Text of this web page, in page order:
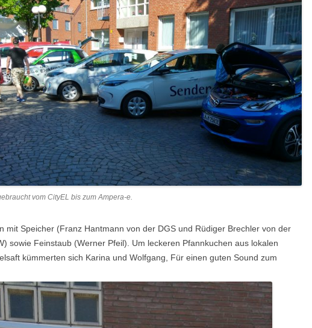
vom CityEL bis zum Ampera-e.
mit Speicher (Franz Hantmann von der DGS und Rüdiger Brechler von der
sowie Feinstaub (Werner Pfeil). Um leckeren Pfannkuchen aus lokalen
kümmerten sich Karina und Wolfgang, Für einen guten Sound zum